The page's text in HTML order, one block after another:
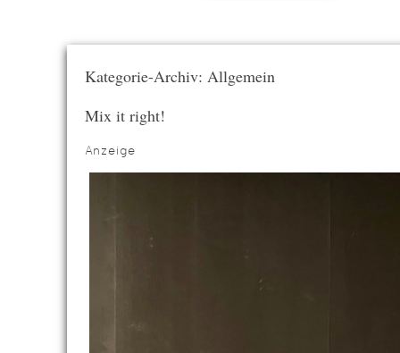
Kategorie-Archiv: Allgemein
Mix it right!
Anzeige